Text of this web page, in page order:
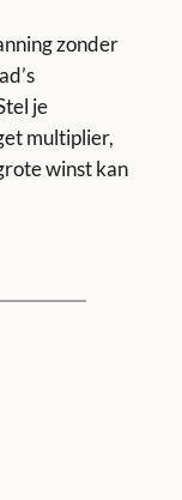
zonder
je
multiplier,
winst kan